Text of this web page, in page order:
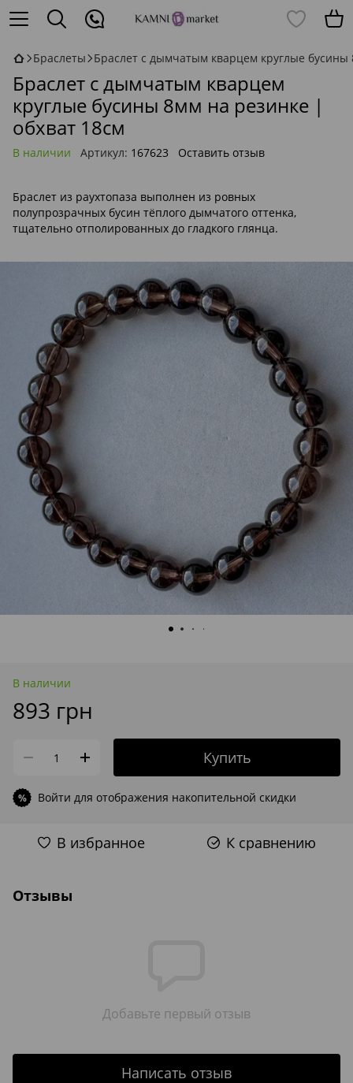
Браслеты Браслет с дымчатым кварцем круглые
Браслет с дымчатым кварцем
круглые бусины 8мм на резинке |
обхват 18см
В наличии Артикул: 167623 Оставить отзыв
Браслет из раухтопаза выполнен из ровных
полупрозрачных бусин тёплого дымчатого оттенка,
тщательно отполированных до гладкого глянца.
В наличии
893 грн
Купить
% Войти для отображения накопительной скидки
В избранное К сравнению
Отзывы
Добавьте первый отзыв
Написать отзыв